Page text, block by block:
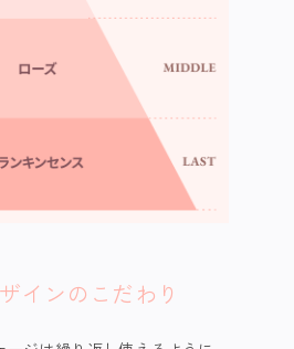
インのこだわり